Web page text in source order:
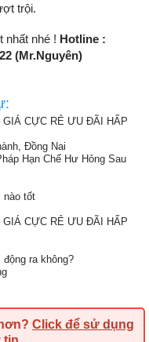
trội.
nhất nhé ! Hotline :
(Mr.Nguyên)
GIÁ CỰC RẺ ƯU ĐÃI HẤP
Đồng Nai
Hạn Chế Hư Hỏng Sau
nào tốt
GIÁ CỰC RẺ ƯU ĐÃI HẤP
ra không?
Click để sử dụng